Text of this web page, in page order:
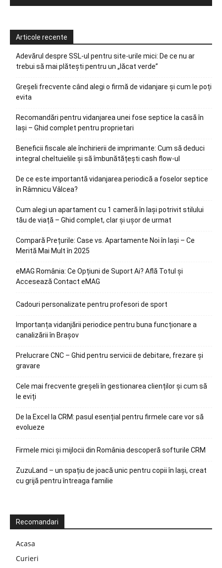
Articole recente
Adevărul despre SSL-ul pentru site-urile mici: De ce nu ar
trebui să mai plătești pentru un „lăcat verde”
Greșeli frecvente când alegi o firmă de vidanjare și cum le poți
evita
Recomandări pentru vidanjarea unei fose septice la casă în
Iași – Ghid complet pentru proprietari
Beneficii fiscale ale închirierii de imprimante: Cum să deduci
integral cheltuielile și să îmbunătățești cash flow-ul
De ce este importantă vidanjarea periodică a foselor septice
în Râmnicu Vâlcea?
Cum alegi un apartament cu 1 cameră în Iași potrivit stilului
tău de viață – Ghid complet, clar și ușor de urmat
Compară Prețurile: Case vs. Apartamente Noi în Iași – Ce
Merită Mai Mult în 2025
eMAG România: Ce Opțiuni de Suport Ai? Află Totul și
Accesează Contact eMAG
Cadouri personalizate pentru profesori de sport
Importanța vidanjării periodice pentru buna funcționare a
canalizării în Brașov
Prelucrare CNC – Ghid pentru servicii de debitare, frezare și
gravare
Cele mai frecvente greșeli în gestionarea clienților și cum să
le eviți
De la Excel la CRM: pasul esențial pentru firmele care vor să
evolueze
Firmele mici și mijlocii din România descoperă softurile CRM
ZuzuLand – un spațiu de joacă unic pentru copii în Iași, creat
cu grijă pentru întreaga familie
Recomandari
Acasa
Curieri